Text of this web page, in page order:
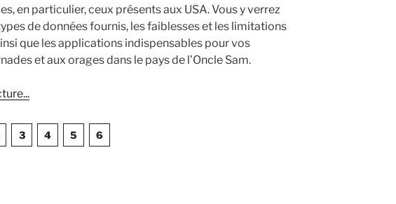
en particulier, ceux présents aux USA. Vous y verrez
de données fournis, les faiblesses et les limitations
que les applications indispensables pour vos
et aux orages dans le pays de l’Oncle Sam.
de
sur
les
...
3 4 5 6